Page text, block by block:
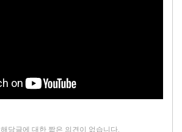
해당글에 대한 짧은 의견이 없습니다.